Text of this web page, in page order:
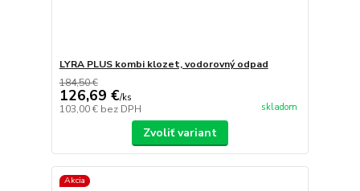
LYRA PLUS kombi klozet, vodorovný odpad
184,50 €
126,69 €/ks
103,00 € bez DPH skladom
Zvoliť variant
Akcia